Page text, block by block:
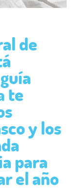
de
te
y los
para
el año